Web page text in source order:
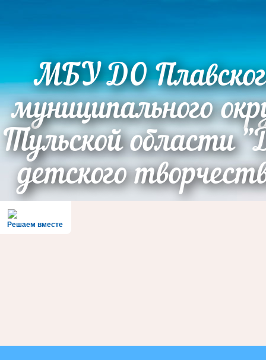
МБУ ДО
муниципального
Тульской области
детского
Решаем вместе